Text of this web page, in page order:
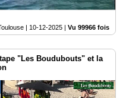
| 10-12-2025 | Vu 99966 fois
"Les Boudubouts" et la